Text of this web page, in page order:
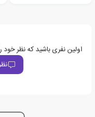
اولین نفری باشید که نظر